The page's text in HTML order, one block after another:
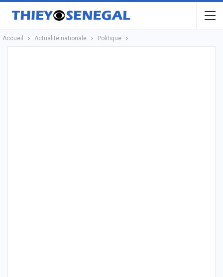
Accueil Actualité nationale Politique